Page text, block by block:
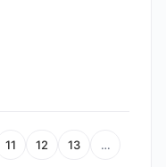
11 12 13 …